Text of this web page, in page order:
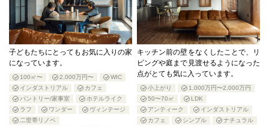
子どもたちにとってもお気に入りの家
になっています。
100㎡〜 2,000万円〜
WIC
インダストリアル
カフェ
パントリー/家事室
ホテルライク
ラフ
ワンダー
ヴィンテージ
二世帯リノベ
キッチン前の壁をなくしたことで、リ
ビングや庭まで見渡せるようになった
点がとても気に入っています。
小上がり
1,000万円〜2,000万円
50〜70㎡
LDK
アンティーク
インダストリアル
カフェ
シンプル
ナチュラル